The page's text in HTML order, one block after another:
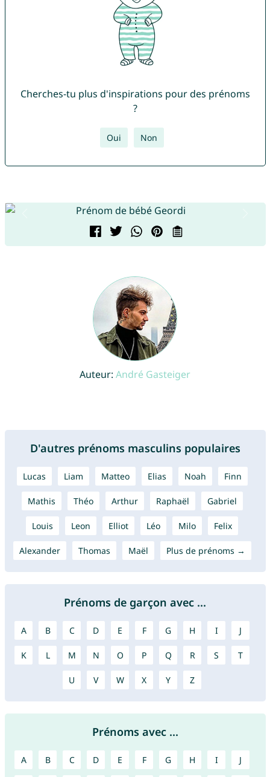
Cherches-tu plus d'inspirations pour des prénoms
?
Oui Non
Auteur: André Gasteiger
D'autres prénoms masculins populaires
Lucas Liam Matteo Elias Noah Finn
Mathis Théo Arthur Raphaël Gabriel
Louis Leon Elliot Léo Milo Felix
Alexander Thomas Maël Plus de prénoms →
Prénoms de garçon avec ...
A B C D E F G H I J
K L M N O P Q R S T
U V W X Y Z
Prénoms avec ...
A B C D E F G H I J